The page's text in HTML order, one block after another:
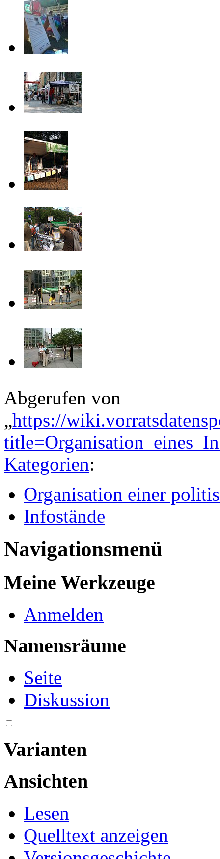
Abgerufen von
„https://
Kategorien:
Organisation einer
Infostände
Navigationsmenü
Meine Werkzeuge
Anmelden
Namensräume
Seite
Diskussion
Varianten
Ansichten
Lesen
Quelltext anzeigen